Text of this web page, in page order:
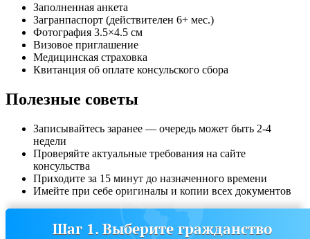
Заполненная анкета
Загранпаспорт (действителен 6+ мес.)
Фотография 3.5×4.5 см
Визовое приглашение
Медицинская страховка
Квитанция об оплате консульского сбора
Полезные советы
Записывайтесь заранее — очередь может быть 2-4
недели
Проверяйте актуальные требования на сайте
консульства
Приходите за 15 минут до назначенного времени
Имейте при себе оригиналы и копии всех документов
Шаг 1. Выберите гражданство